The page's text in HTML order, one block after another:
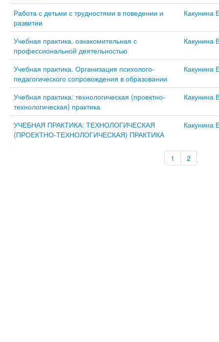
Работа с детьми с трудностями в поведении и
развитии
Какунина
Учебная практика. ознакомительная с
профессиональной деятельностью
Какунина
Учебная практика. Организация психолого-
педагогического сопровождения в образовании
Какунина
Учебная практика: технологическая (проектно-
технологическая) практика
Какунина
УЧЕБНАЯ ПРАКТИКА: ТЕХНОЛОГИЧЕСКАЯ
(ПРОЕКТНО-ТЕХНОЛОГИЧЕСКАЯ) ПРАКТИКА
Какунина
1 2